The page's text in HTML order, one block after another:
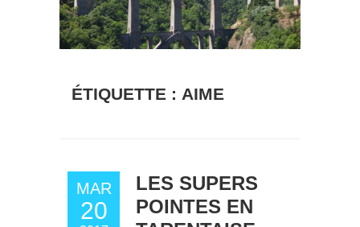
ÉTIQUETTE : AIME
MAR
20
LES SUPERS
POINTES EN